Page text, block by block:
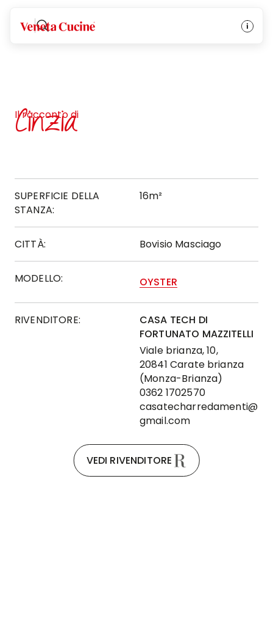
Veneta Cucine
Il racconto di
Cinzia
SUPERFICIE DELLA
STANZA:
16m²
CITTÀ: Bovisio Masciago
MODELLO: OYSTER
RIVENDITORE:
CASA TECH DI
FORTUNATO MAZZITELLI
Viale brianza, 10,
20841 Carate brianza
(Monza-Brianza)
0362 1702570
casatecharredamenti@
gmail.com
VEDI RIVENDITORE